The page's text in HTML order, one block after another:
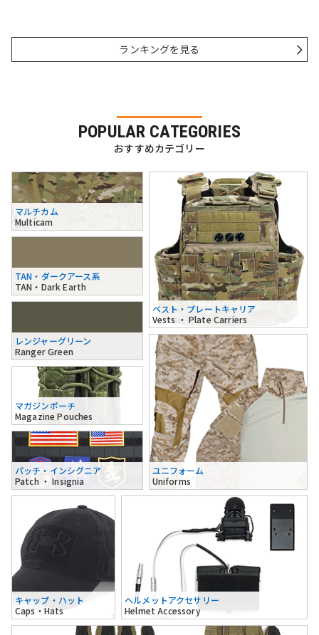
ランキングを見る
POPULAR CATEGORIES
おすすめカテゴリー
マルチカム
Multicam
TAN・ダークアース系
TAN・Dark Earth
レンジャーグリーン
Ranger Green
ベスト・プレートキャリア
Vests ・ Plate Carriers
マガジンポーチ
Magazine Pouches
パッチ・インシグニア
Patch ・ Insignia
ユニフォーム
Uniforms
キャップ・ハット
Caps・Hats
ヘルメットアクセサリー
Helmet Accessory